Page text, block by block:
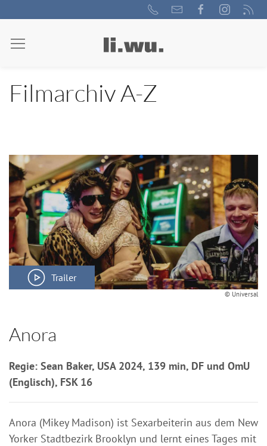
Filmarchiv A-Z
Trailer
© Universal
Anora
Regie: Sean Baker, USA 2024, 139 min, DF und OmU
(Englisch), FSK 16
Anora (Mikey Madison) ist Sexarbeiterin aus dem New
Yorker Stadtbezirk Brooklyn und lernt eines Tages mit